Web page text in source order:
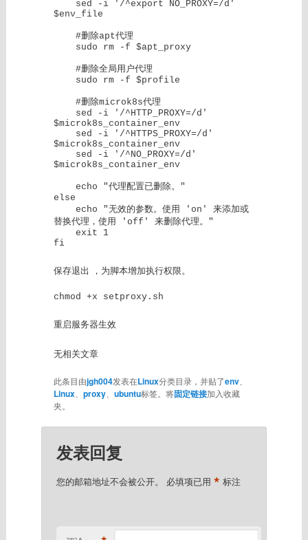
$env_file
    #删除apt代理
    #删除全局用户代理
    #删除microk8s代理
$microk8s_container_env
$microk8s_container_env
$microk8s_container_env
    echo "代理配置已删除。"
else
    echo "无效的参数。使用 'on' 来添加或
替换代理，使用 'off' 来删除代理。"
    exit 1
fi
保存退出 ，为脚本增加执行权限。
chmod +x setproxy.sh
重启服务器生效
无相关文章
此条目由jgh004发表在Linux分类目录，并贴了env
Linux 、proxy 、ubuntu标签。将固定链接加入收藏
夹。
发表回复
您的邮箱地址不会被公开。 必填项已用 * 标注